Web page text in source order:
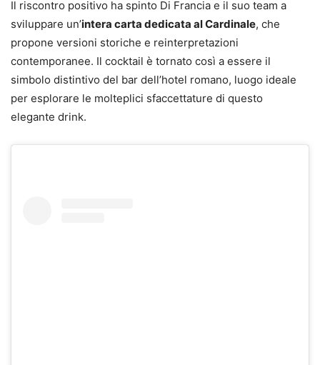
Il riscontro positivo ha spinto Di Francia e il suo team a
sviluppare un’intera carta dedicata al Cardinale, che
propone versioni storiche e reinterpretazioni
contemporanee. Il cocktail è tornato così a essere il
simbolo distintivo del bar dell’hotel romano, luogo ideale
per esplorare le molteplici sfaccettature di questo
elegante drink.